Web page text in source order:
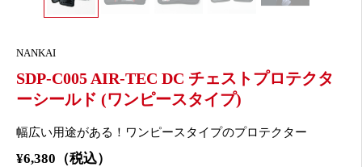
NANKAI
SDP-C005 AIR-TEC DC チェストプロテクタ
ーシールド (ワンピースタイプ)
幅広い用途がある！ワンピースタイプのプロテクター
¥6,380（税込）